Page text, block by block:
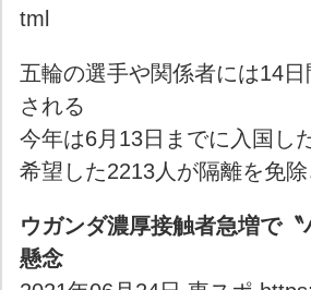
tml
五輪の選手や関係者には14
される
今年は6月13日までに入国し
希望した2213人が隔離を免
ウガンダ濃厚接触者急増で
懸念